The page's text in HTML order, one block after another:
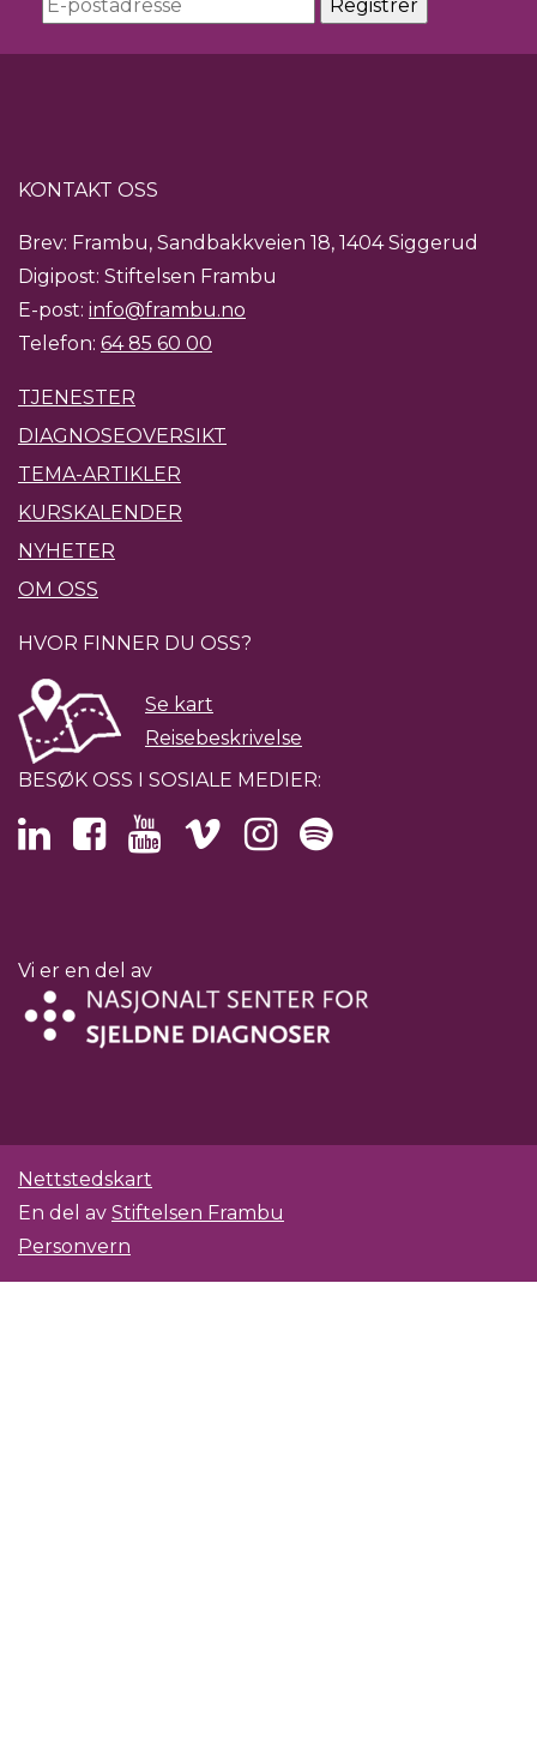
KONTAKT OSS
Brev: Frambu, Sandbakkveien 18, 1404 Siggerud
Digipost: Stiftelsen Frambu
E-post: info@frambu.no
Telefon: 64 85 60 00
TJENESTER
DIAGNOSEOVERSIKT
TEMA-ARTIKLER
KURSKALENDER
NYHETER
OM OSS
HVOR FINNER DU OSS?
Se kart
Reisebeskrivelse
BESØK OSS I SOSIALE MEDIER:
Vi er en del av
Nettstedskart
En del av Stiftelsen Frambu
Personvern